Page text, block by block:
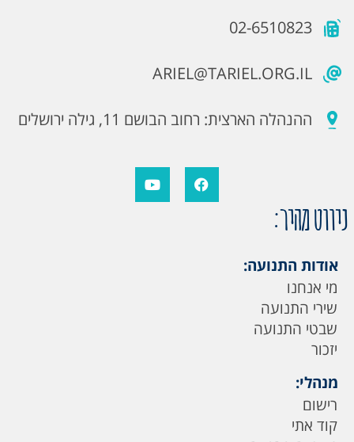
02-6510823
ARIEL@TARIEL.ORG.IL
ההנהלה הארצית: רחוב הבושם 11, גילה ירושלים
ניווט מהיר:
אודות התנועה:
מי אנחנו
שירי התנועה
שבטי התנועה
יזכור
מנהלי:
רישום
קוד אתי